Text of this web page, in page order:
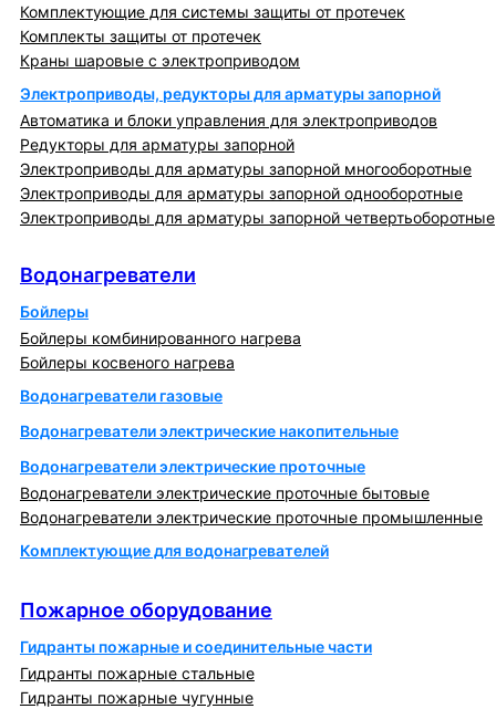
Комплектующие для системы защиты от протечек
Комплекты защиты от протечек
Краны шаровые с электроприводом
Электроприводы, редукторы для арматуры запорной
Автоматика и блоки управления для электроприводов
Редукторы для арматуры запорной
Электроприводы для арматуры запорной многооборотные
Электроприводы для арматуры запорной однооборотные
Электроприводы для арматуры запорной четвертьоборотные
Водонагреватели
Бойлеры
Бойлеры комбинированного нагрева
Бойлеры косвеного нагрева
Водонагреватели газовые
Водонагреватели электрические накопительные
Водонагреватели электрические проточные
Водонагреватели электрические проточные бытовые
Водонагреватели электрические проточные промышленные
Комплектующие для водонагревателей
Пожарное оборудование
Гидранты пожарные и соединительные части
Гидранты пожарные стальные
Гидранты пожарные чугунные